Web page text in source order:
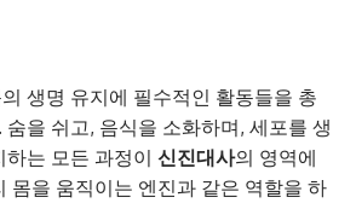
생명 유지에 필수적인 활동들을 총
을 쉬고, 음식을 소화하며, 세포를 생
는 모든 과정이 신진대사의 영역에
몸을 움직이는 엔진과 같은 역할을 하